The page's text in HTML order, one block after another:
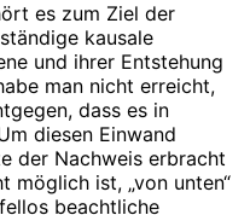
es zum Ziel der
kausale
und ihrer Entstehung
man nicht erreicht,
dass es in
diesen Einwand
der Nachweis erbracht
möglich ist, „von unten“
beachtliche